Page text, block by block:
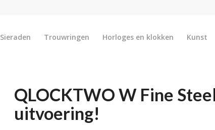
Sieraden Trouwringen Horloges en klokken Kunst
QLOCKTWO W Fine
uitvoering!